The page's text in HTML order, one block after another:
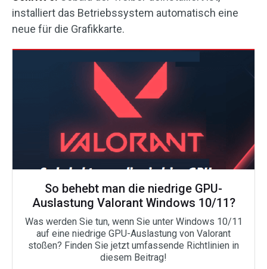
installiert das Betriebssystem automatisch eine
neue für die Grafikkarte.
So behebt man die niedrige GPU-
Auslastung Valorant Windows 10/11?
Was werden Sie tun, wenn Sie unter Windows 10/11
auf eine niedrige GPU-Auslastung von Valorant
stoßen? Finden Sie jetzt umfassende Richtlinien in
diesem Beitrag!